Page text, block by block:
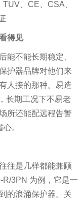
得见
不能长期稳定、
护器品牌对他们来
人接的那种。易造
长期工况下不易老
所还能配远程告警
。
往是几样都能兼顾
3PN 为例，它是一
的浪涌保护器。关